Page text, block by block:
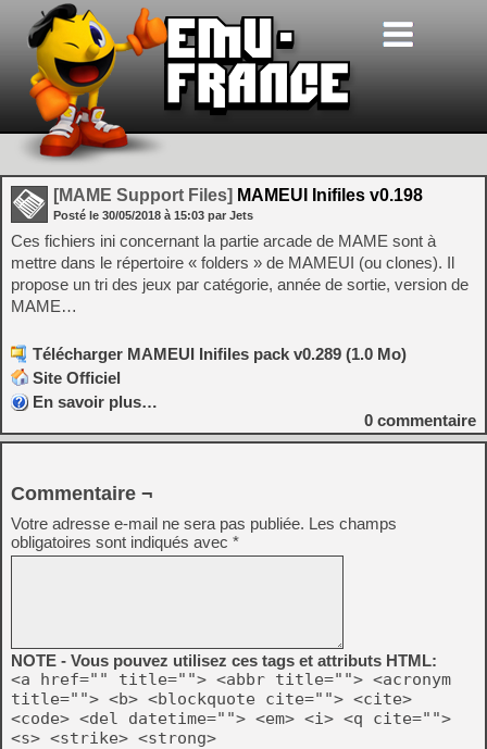
[MAME Support Files] MAMEUI Inifiles v0.198
Posté le 30/05/2018 à 15:03 par Jets
Ces fichiers ini concernant la partie arcade de MAME sont à
mettre dans le répertoire « folders » de MAMEUI (ou clones). Il
propose un tri des jeux par catégorie, année de sortie, version de
MAME…
Télécharger MAMEUI Inifiles pack v0.289 (1.0 Mo)
Site Officiel
En savoir plus…
0 commentaire
Commentaire ¬
Votre adresse e-mail ne sera pas publiée. Les champs
obligatoires sont indiqués avec *
NOTE - Vous pouvez utilisez ces tags et attributs HTML:
<a href="" title=""> <abbr title=""> <acronym
title=""> <b> <blockquote cite=""> <cite>
<code> <del datetime=""> <em> <i> <q cite="">
<s> <strike> <strong>